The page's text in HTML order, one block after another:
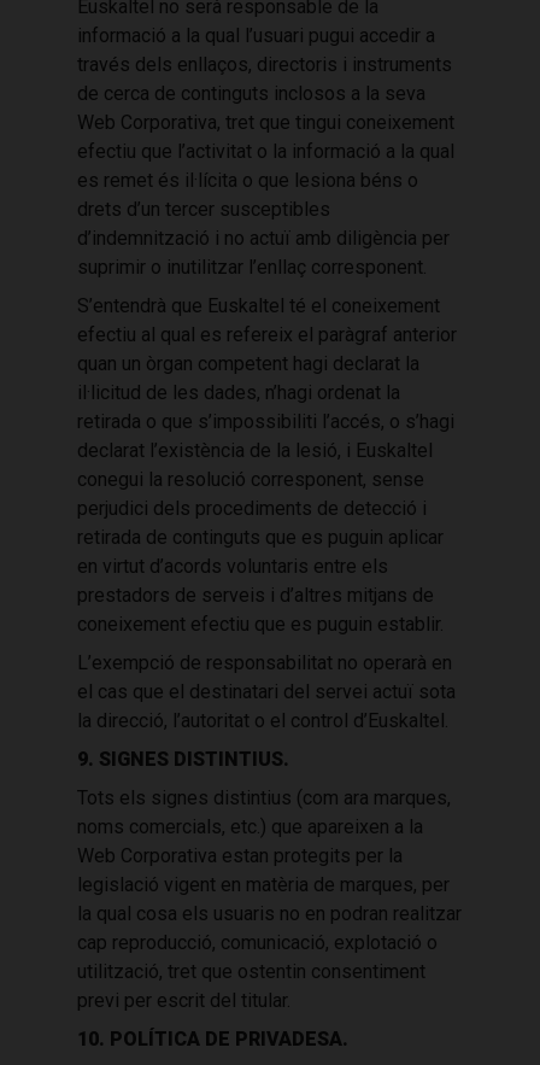
Euskaltel no serà responsable de la
informació a la qual l’usuari pugui accedir a
través dels enllaços, directoris i instruments
de cerca de continguts inclosos a la seva
Web Corporativa, tret que tingui coneixement
efectiu que l’activitat o la informació a la qual
es remet és il·lícita o que lesiona béns o
drets d’un tercer susceptibles
d’indemnització i no actuï amb diligència per
suprimir o inutilitzar l’enllaç corresponent.
S’entendrà que Euskaltel té el coneixement
efectiu al qual es refereix el paràgraf anterior
quan un òrgan competent hagi declarat la
il·licitud de les dades, n’hagi ordenat la
retirada o que s’impossibiliti l’accés, o s’hagi
declarat l’existència de la lesió, i Euskaltel
conegui la resolució corresponent, sense
perjudici dels procediments de detecció i
retirada de continguts que es puguin aplicar
en virtut d’acords voluntaris entre els
prestadors de serveis i d’altres mitjans de
coneixement efectiu que es puguin establir.
L’exempció de responsabilitat no operarà en
el cas que el destinatari del servei actuï sota
la direcció, l’autoritat o el control d’Euskaltel.
9. SIGNES DISTINTIUS.
Tots els signes distintius (com ara marques,
noms comercials, etc.) que apareixen a la
Web Corporativa estan protegits per la
legislació vigent en matèria de marques, per
la qual cosa els usuaris no en podran realitzar
cap reproducció, comunicació, explotació o
utilització, tret que ostentin consentiment
previ per escrit del titular.
10. POLÍTICA DE PRIVADESA.